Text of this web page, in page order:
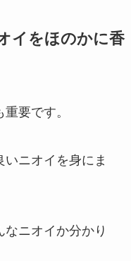
イをほのかに香
要です。
ニオイを身にま
なニオイか分かり